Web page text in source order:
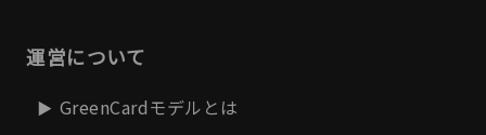
運営について
GreenCardモデルとは